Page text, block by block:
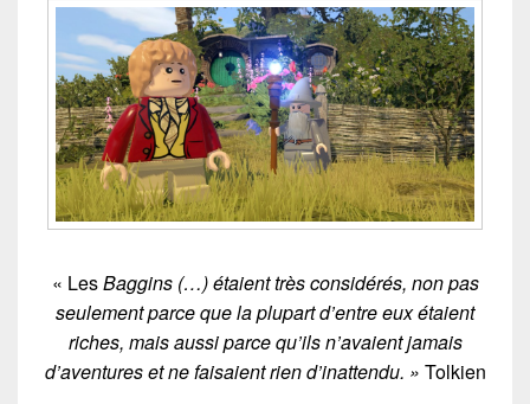
« LesBaggins (…) étaient très considérés, non pas
seulement parce que la plupart d’entre eux étaient
riches, mais aussi parce qu’ils n’avaient jamais
d’aventures et ne faisaient rien d’inattendu. » Tolkien